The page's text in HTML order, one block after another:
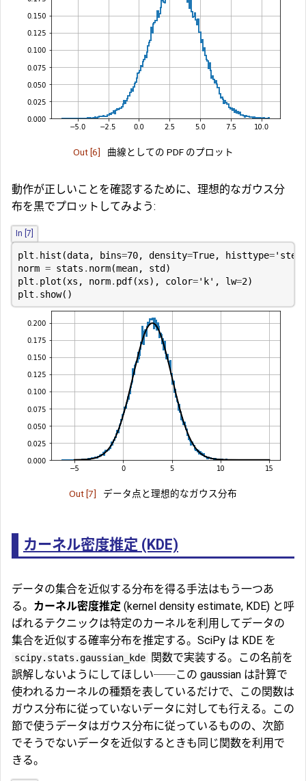
Out [6] 曲線としての PDF のプロット
動作が正しいことを確認するために、理想的なガウス分
布を黒でプロットしてみよう:
In [7]
plt . hist (data, bins=70, density=True, histtype=
norm = stats . norm(mean, std )
plt . plot (xs , norm. pdf(xs), color='k' , lw=2)
plt . show()
Out [7] データ点と理想的なガウス分布
カーネル密度推定 (KDE)
データの集合を近似する分布を得る手法はもう一つあ
る。 カーネル密度推定 (kernel density estimate, KDE) と呼
ばれるテクニックは特定のカーネルを利用してデータの
集合を近似する確率分布を推定する。SciPy は KDE を
scipy.stats.gaussian_kde
関数で実装する。この名前を
誤解しないようにしてほしい──この gaussian は計算で
使われるカーネルの種類を表しているだけで、この関数は
ガウス分布に従っていないデータに対しても行える。この
節で使うデータはガウス分布に従っているものの、次節
でそうでないデータを近似するときも同じ関数を利用で
きる。